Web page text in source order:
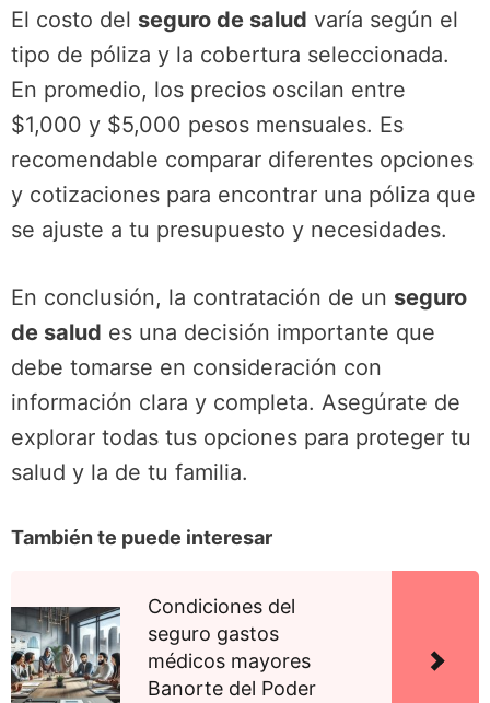
El costo del seguro de salud varía según el
tipo de póliza y la cobertura seleccionada.
En promedio, los precios oscilan entre
$1,000 y $5,000 pesos mensuales. Es
recomendable comparar diferentes opciones
y cotizaciones para encontrar una póliza que
se ajuste a tu presupuesto y necesidades.
En conclusión, la contratación de un seguro
de salud es una decisión importante que
debe tomarse en consideración con
información clara y completa. Asegúrate de
explorar todas tus opciones para proteger tu
salud y la de tu familia.
También te puede interesar
Condiciones del
seguro gastos
médicos mayores
Banorte del Poder